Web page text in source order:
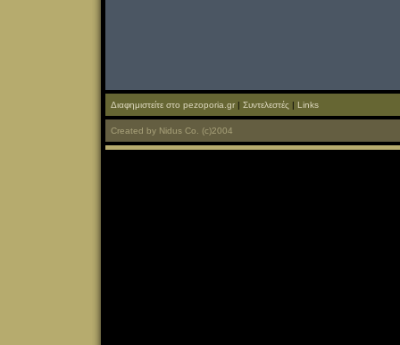
Διαφημιστείτε στο pezoporia.gr | Συντελεστές | Links
Created by Nidus Co. (c)2004